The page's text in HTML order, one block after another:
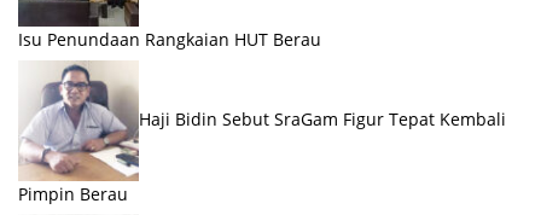
Isu Penundaan Rangkaian HUT Berau
Haji Bidin Sebut SraGam Figur Tepat Kembali
Pimpin Berau